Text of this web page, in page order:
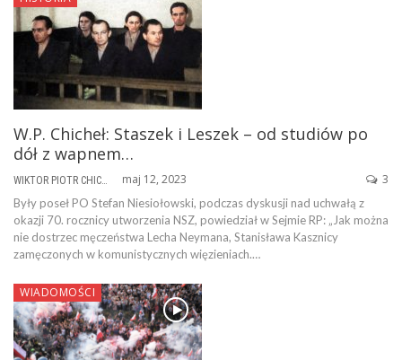
W.P. Chicheł: Staszek i Leszek – od studiów po
dół z wapnem…
WIKTOR PIOTR CHICHEŁ maj 12, 2023 3
Były poseł PO Stefan Niesiołowski, podczas dyskusji nad uchwałą z
okazji 70. rocznicy utworzenia NSZ, powiedział w Sejmie RP: „Jak można
nie dostrzec męczeństwa Lecha Neymana, Stanisława Kasznicy
zamęczonych w komunistycznych więzieniach.…
WIADOMOŚCI